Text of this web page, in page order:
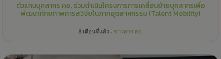
ตัวแทนบุคลากร คอ. ร่วมดำเนินโครงการการเคลื่อนย้ายบุคลากรเพื่อ
พัฒนาศักยภาพการสวิจัยในภาคอุตสาหกรรม (Talent Mobility)
8 เดือนที่แล้ว - ข่าวสาร คอ.